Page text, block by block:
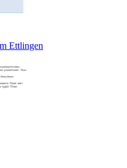
Ettlingen